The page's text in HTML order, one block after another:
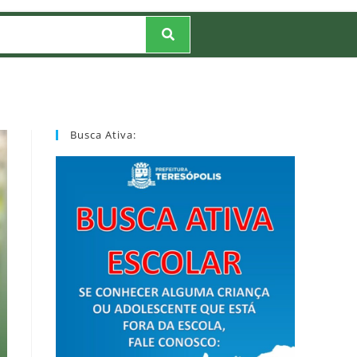
Busca Ativa: